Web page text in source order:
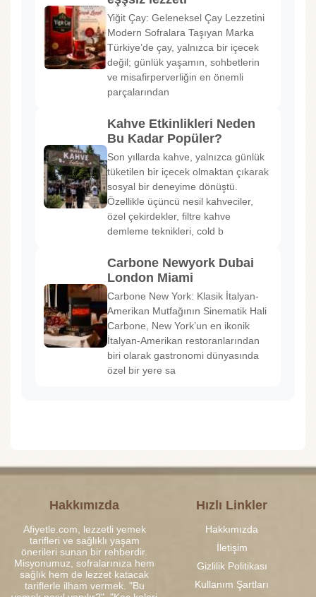
Yiğit Çay: Geleneksel Çay Lezzetini
Modern Sofralara Taşıyan Marka
Türkiye’de çay, yalnızca bir içecek
değil; günlük yaşamın, sohbetlerin
ve misafirperverliğin en önemli
parçalarından
Kahve Etkinlikleri Neden
Bu Kadar Popüler?
Son yıllarda kahve, yalnızca günlük
tüketilen bir içecek olmaktan çıkarak
sosyal bir deneyime dönüştü.
Özellikle üçüncü nesil kahveciler,
özel çekirdekler, filtre kahve
demleme teknikleri, cold b
Carbone Newyork Dubai
London Miami
Carbone New York: Klasik İtalyan-
Amerikan Mutfağının Sinematik Hali
Carbone, New York’un en ikonik
İtalyan-Amerikan restoranlarından
biri olarak gastronomi dünyasında
özel bir yere sa
Hakkımızda
Afiyetle.com, lezzetli yemek
tarifleri ve sağlıklı yaşam
önerileri sunan bir rehberdir.
Misyonumuz, sofralarınıza hem
sağlık hem de lezzet katacak
tariflerle ilham vermek. "Bu
Hızlı Linkler
Hakkımızda
İletişim
Gizlilik Politikası
Kullanım Şartları